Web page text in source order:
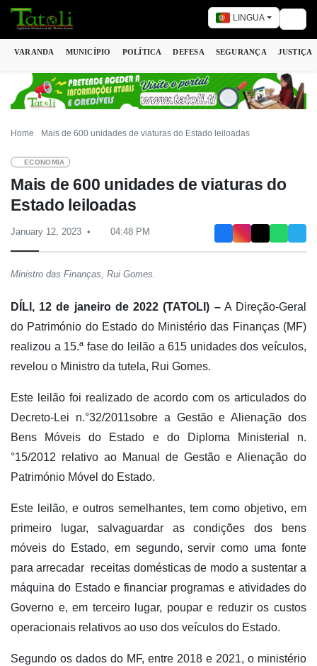
LINGUA
VARANDA MUNICÍPIO POLÍTICA DEFESA SEGURANÇA JUSTIÇA
Home Mais de 600 unidades de viaturas do Estado leiloadas
ECONOMIA
Mais de 600 unidades de viaturas do
Estado leiloadas
January 12, 2023 04:48 PM
Ministro das Finanças, Rui Gomes.
DÍLI, 12 de janeiro de 2022 (TATOLI) –A Direção-Geral
do Património do Estado do Ministério das Finanças (MF)
realizou a 15.ª fase do leilão a 615 unidades dos veículos,
revelou o Ministro da tutela, Rui Gomes.
Este leilão foi realizado de acordo com os articulados do
Decreto-Lei n.°32/2011sobre a Gestão e Alienação dos
Bens Móveis do Estado e do Diploma Ministerial n.
°15/2012 relativo ao Manual de Gestão e Alienação do
Património Móvel do Estado.
Este leilão, e outros semelhantes, tem como objetivo, em
primeiro lugar, salvaguardar as condições dos bens
móveis do Estado, em segundo, servir como uma fonte
para arrecadar receitas domésticas de modo a sustentar a
máquina do Estado e financiar programas e atividades do
Governo e, em terceiro lugar, poupar e reduzir os custos
operacionais relativos ao uso dos veículos do Estado.
Segundo os dados do MF, entre 2018 e 2021, o ministério